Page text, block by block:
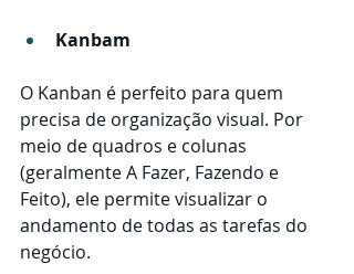
Kanbam
O Kanban é perfeito para quem
precisa de organização visual. Por
meio de quadros e colunas
(geralmente A Fazer, Fazendo e
Feito), ele permite visualizar o
andamento de todas as tarefas do
negócio.